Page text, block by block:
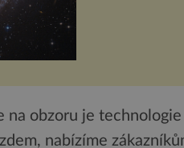
na obzoru je
nabízíme